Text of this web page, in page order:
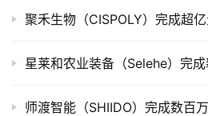
聚禾生物（CISPOLY）完成超
星莱和农业装备（Selehe）完
师渡智能（SHIIDO）完成数百